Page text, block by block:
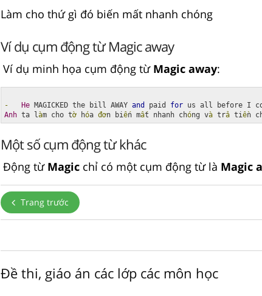
Làm cho thứ gì đó biến mất nhanh chóng
Ví dụ cụm động từ Magic away
Ví dụ minh họa cụm động từ Magic away:
- He MAGICKED the bill AWAY and paid for us all before I
Anh ta l àm cho tờ hóa đơn biến mất nhanh chóng và trả tiền
Một số cụm động từ khác
Động từ Magicchỉ có một cụm động từ là Magic
Trang trước
Đề thi, giáo án các lớp các môn học